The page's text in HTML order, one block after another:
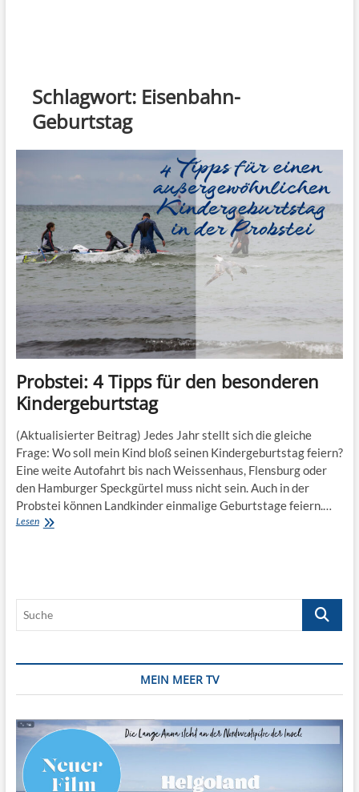
Schlagwort: Eisenbahn-
Geburtstag
Probstei: 4 Tipps für den besonderen
Kindergeburtstag
(Aktualisierter Beitrag) Jedes Jahr stellt sich die gleiche
Frage: Wo soll mein Kind bloß seinen Kindergeburtstag feiern?
Eine weite Autofahrt bis nach Weissenhaus, Flensburg oder
den Hamburger Speckgürtel muss nicht sein. Auch in der
Probstei können Landkinder einmalige Geburtstage feiern.…
LesenProbstei:
Suche
MEIN MEER TV